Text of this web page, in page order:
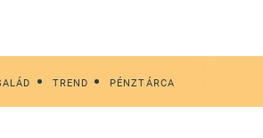
TREND PÉNZTÁRCA